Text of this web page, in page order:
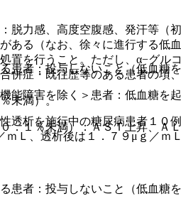
患者：投与しないこと（低血糖
障害を除く＞患者：低血糖を
透析を施行中の糖尿病患者１０
Ｌ、透析後は１．７９μｇ／ｍ
者：投与しないこと（低血糖
力感、高度空腹感、発汗等（
ある（なお、徐々に進行する低
置を行うこと。ただし、α−グル
併症・既往歴等のある患者の項
未満）。
．１％未満）：ＡＳＴ上昇、Ａ